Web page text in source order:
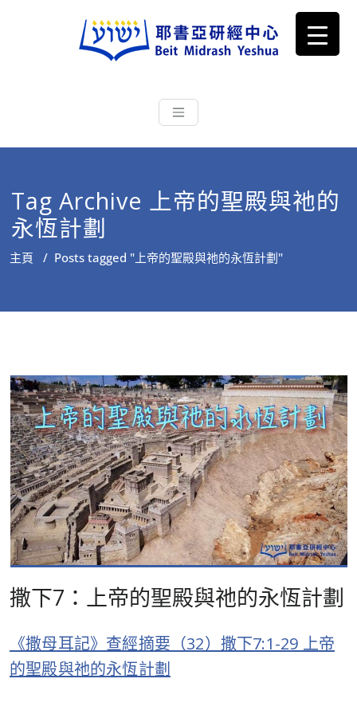
耶書亞研經中心
根源明白聖經，成為更好的門徒
Tag Archive 上帝的聖殿與祂的
永恆計劃
主頁 / Posts tagged "上帝的聖殿與祂的永恆計劃"
撒下7：上帝的聖殿與祂的永恆計劃
《撒母耳記》查經摘要（32）撒下7:1-29 上帝
的聖殿與祂的永恆計劃